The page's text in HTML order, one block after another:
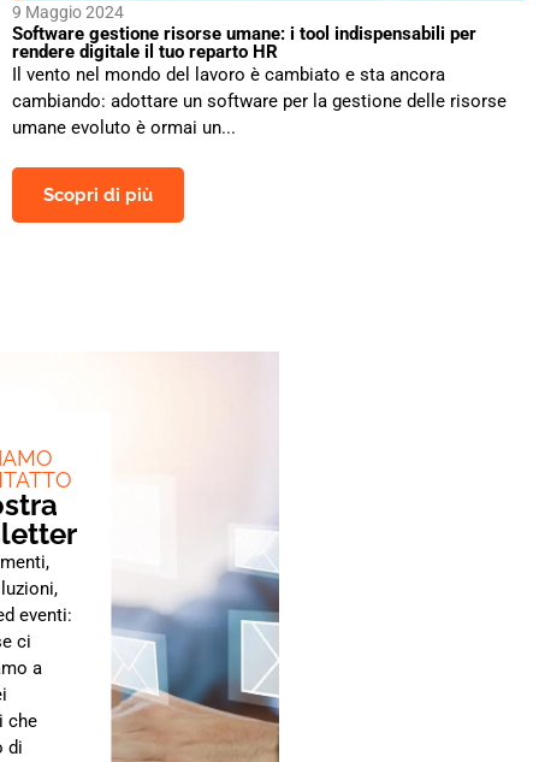
9 Maggio 2024
Software gestione risorse umane: i tool indispensabili per
rendere digitale il tuo reparto HR
Il vento nel mondo del lavoro è cambiato e sta ancora
cambiando: adottare un software per la gestione delle risorse
umane evoluto è ormai un...
Scopri di più
eventi:
ci
a
che
di